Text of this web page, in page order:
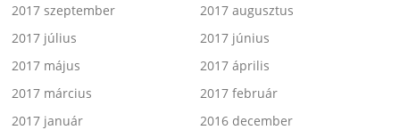
2017 szeptember
2017 augusztus
2017 július
2017 június
2017 május
2017 április
2017 március
2017 február
2017 január
2016 december